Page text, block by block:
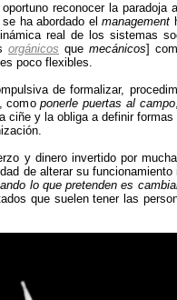
reconocer la
se ha abordado elmanagement
real de los sistemas
orgánicos quemecánicos]
poco flexibles.
de formalizar,
comoponerle puertas al campo
ciñe y la obliga a definir
y dinero invertido por
de alterar su
lo que pretenden es
que suelen tener las